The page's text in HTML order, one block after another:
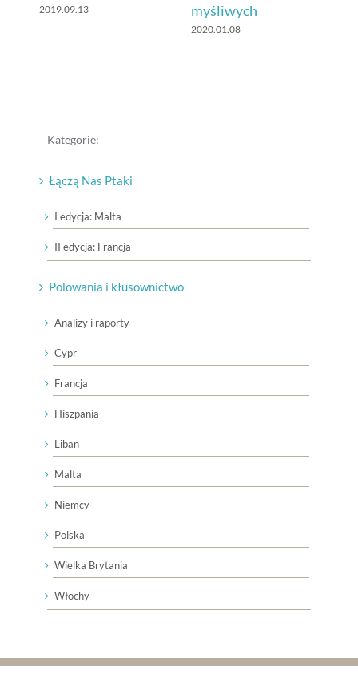
2019.09.13
myśliwych
2020.01.08
Kategorie:
Łączą Nas Ptaki
I edycja: Malta
II edycja: Francja
Polowania i kłusownictwo
Analizy i raporty
Cypr
Francja
Hiszpania
Liban
Malta
Niemcy
Polska
Wielka Brytania
Włochy